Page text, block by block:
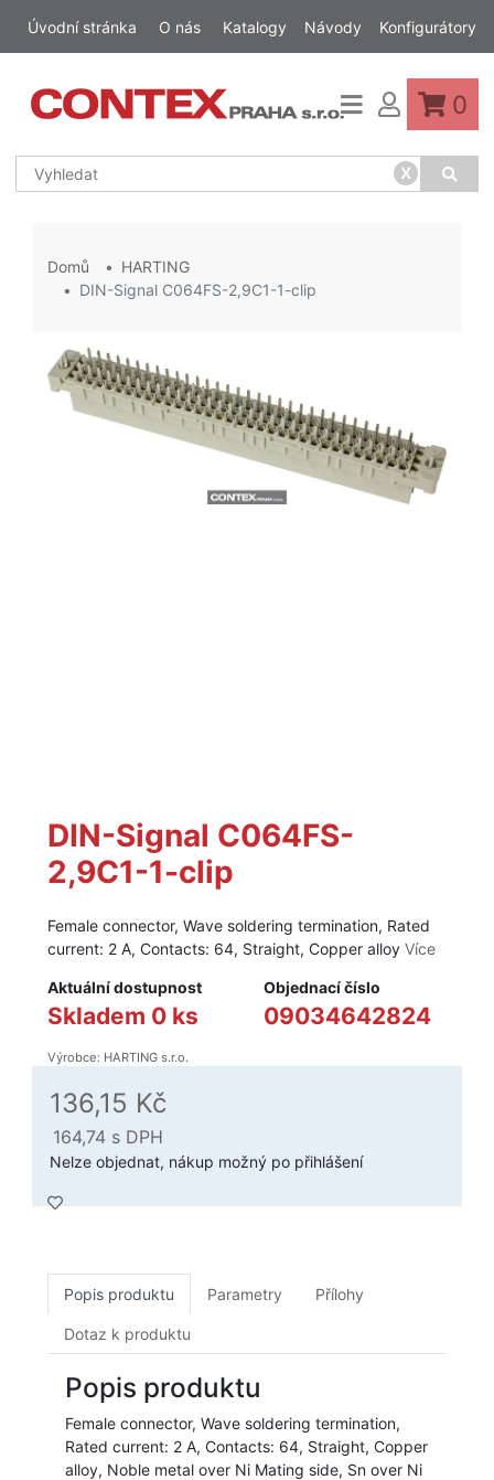
Úvodní stránka O nás Katalogy Návody Konfigurátory
x
0
Domů
HARTING
DIN-Signal C064FS-2,9C1-1-clip
DIN-Signal C064FS-
2,9C1-1-clip
Female connector, Wave soldering termination, Rated
current: 2 A, Contacts: 64, Straight, Copper alloy Více
Aktuální dostupnost
Skladem 0 ks
Objednací číslo
09034642824
Výrobce: HARTING s.r.o.
136,15 Kč
164,74 s DPH
Nelze objednat, nákup možný po přihlášení
Popis produktu Parametry Přílohy
Dotaz k produktu
Popis produktu
Female connector, Wave soldering termination,
Rated current: 2 A, Contacts: 64, Straight, Copper
alloy, Noble metal over Ni Mating side, Sn over Ni